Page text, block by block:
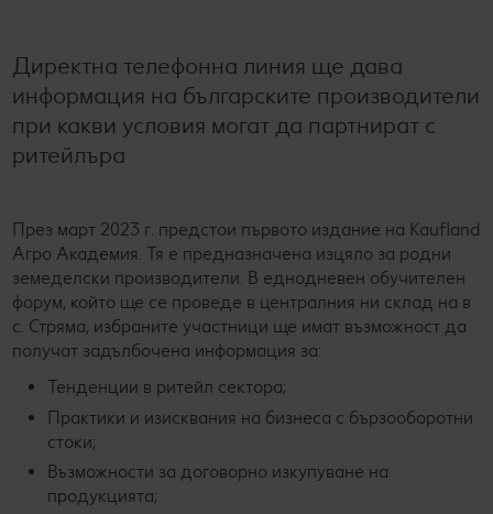
Директна телефонна линия ще дава
информация на българските производители
при какви условия могат да партнират с
ритейлъра
През март 2023 г. предстои първото издание на Kaufland
Агро Академия. Тя е предназначена изцяло за родни
земеделски производители. В еднодневен обучителен
форум, който ще се проведе в централния ни склад на в
с. Стряма, избраните участници ще имат възможност да
получат задълбочена информация за:
Тенденции в ритейл сектора;
Практики и изисквания на бизнеса с бързооборотни
стоки;
Възможности за договорно изкупуване на
продукцията;